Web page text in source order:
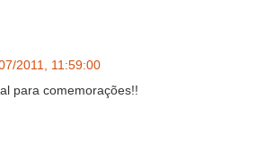
2011, 11:59:00
para comemorações!!